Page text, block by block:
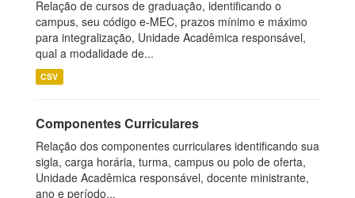
Relação de cursos de graduação, identificando o
campus, seu código e-MEC, prazos mínimo e máximo
para integralização, Unidade Acadêmica responsável,
qual a modalidade de...
CSV
Componentes Curriculares
Relação dos componentes curriculares identificando sua
sigla, carga horária, turma, campus ou polo de oferta,
Unidade Acadêmica responsável, docente ministrante,
ano e período...